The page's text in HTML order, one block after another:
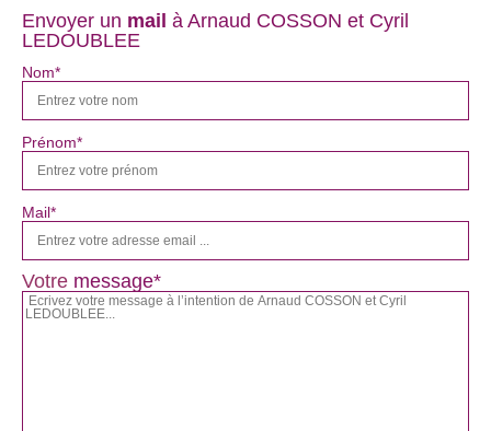
Envoyer un mail à Arnaud COSSON et Cyril
LEDOUBLEE
Nom*
Prénom*
Mail*
Votre message*